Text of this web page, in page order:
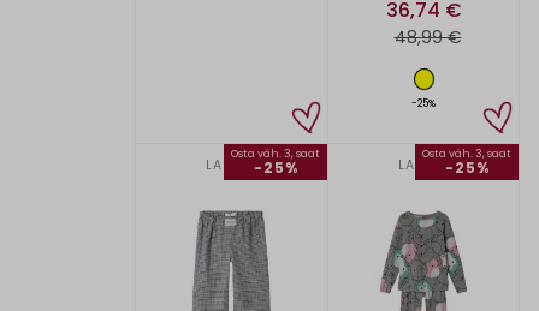
36,74 €
48,99 €
-25%
LAPSET
Osta väh. 3, saat
-25% LAPSET
Osta väh. 3, saat
-25%